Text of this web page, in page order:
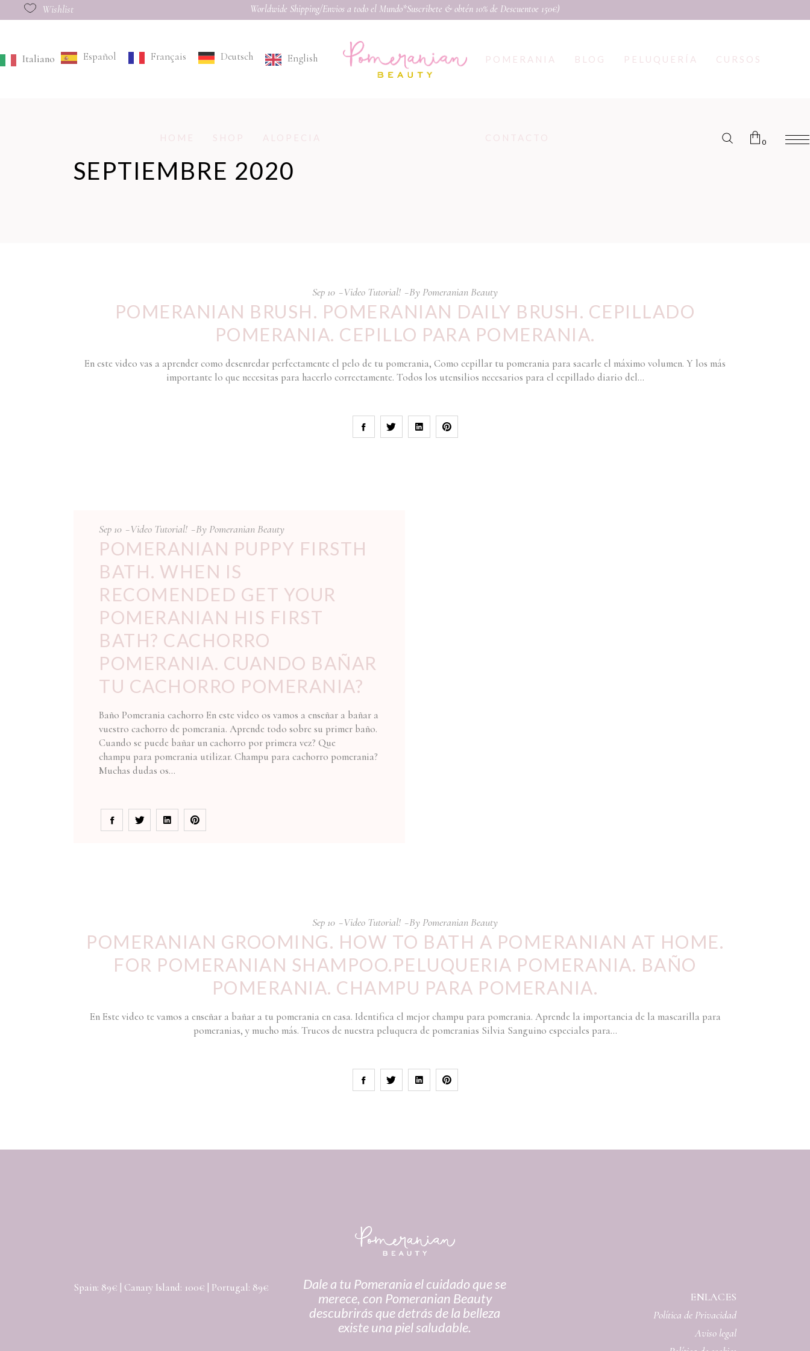
Wishlist Worldwide Shipping/Envios a todo el Mundo*Suscribete & obtén 10% de Descuentoe 150€)
Italiano Español Français Deutsch English
HOME SHOP ALOPECIA
POMERANIA BLOG PELUQUERÍA CURSOS
CONTACTO 0
SEPTIEMBRE 2020
Sep 10 Video Tutorial! By Pomeranian Beauty
POMERANIAN BRUSH. POMERANIAN DAILY BRUSH. CEPILLADO
POMERANIA. CEPILLO PARA POMERANIA.
En este video vas a aprender como desenredar perfectamente el pelo de tu pomerania, Como cepillar tu pomerania para sacarle el máximo volumen. Y los más
importante lo que necesitas para hacerlo correctamente. Todos los utensilios necesarios para el cepillado diario del
Sep 10 Video Tutorial! By Pomeranian Beauty
POMERANIAN PUPPY FIRSTH
BATH. WHEN IS
RECOMENDED GET YOUR
POMERANIAN HIS FIRST
BATH? CACHORRO
POMERANIA. CUANDO BAÑAR
TU CACHORRO POMERANIA?
Baño Pomerania cachorro En este video os vamos a enseñar a bañar a
vuestro cachorro de pomerania. Aprende todo sobre su primer baño.
Cuando se puede bañar un cachorro por primera vez? Que
champu para pomerania utilizar. Champu para cachorro pomerania?
Muchas dudas os
Sep 10 Video Tutorial! By Pomeranian Beauty
POMERANIAN GROOMING. HOW TO BATH A POMERANIAN AT HOME.
FOR POMERANIAN SHAMPOO.PELUQUERIA POMERANIA. BAÑO
POMERANIA. CHAMPU PARA POMERANIA.
En Este video te vamos a enseñar a bañar a tu pomerania en casa. Identifica el mejor champu para pomerania. Aprende la importancia de la mascarilla para
pomeranias, y mucho más. Trucos de nuestra peluquera de pomeranias Silvia Sanguino especiales para
Spain: 89€ | Canary Island: 100€ | Portugal: 89€
Dale a tu Pomerania el cuidado que se
merece, con Pomeranian Beauty
descubrirás que detrás de la belleza
existe una piel saludable.
ENLACES
Política de Privacidad
Aviso legal